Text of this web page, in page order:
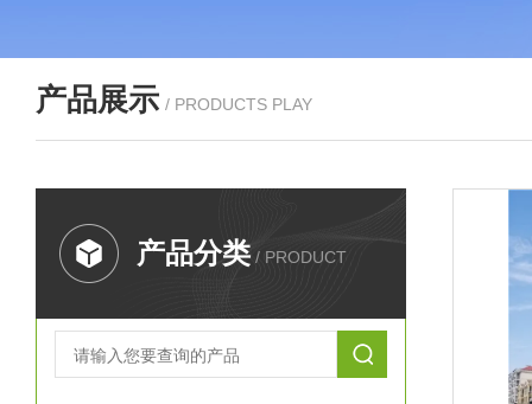
产品展示 / PRODUCTS PLAY
产品分类 / PRODUCT